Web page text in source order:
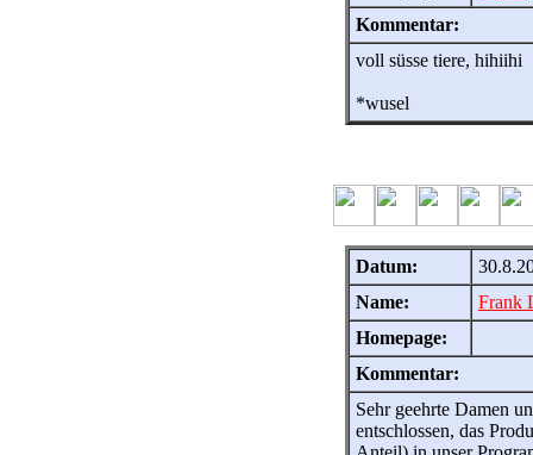
Kommentar:
voll süsse tiere, hihiihi
*wusel
Datum:
Name:
Frank
Homepage:
Kommentar:
Sehr geehrte Damen
entschlossen, das